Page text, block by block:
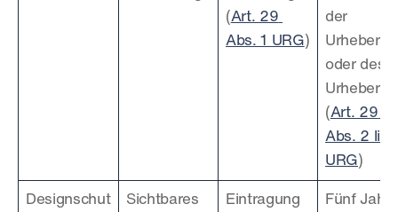
(Art. 29
Abs. 1 URG)
der
Urheberin
oder des
Urhebers
(Art. 29
Abs. 2 lit.
URG)
Designschut
Sichtbares
Eintragung
Fünf